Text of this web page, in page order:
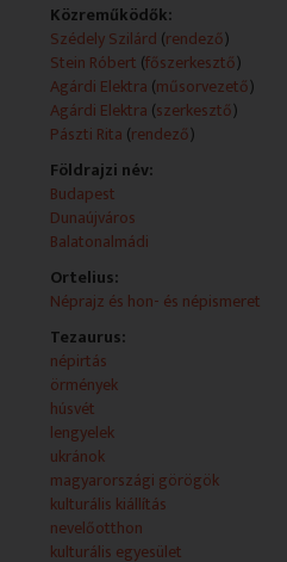
- Ukrán húsvét Budapesten
- 2012-04-24: Emlékezés az
genocídiumra
- Balatonalmádi emlékek: az
gyermekszanatórium görög
évtized után
- Rövid hírek, programajánló
- A dunaújvárosi
Kulturális Egyesülete
Műsorszolgáltatói ismertető:
UKRÁN HÚSVÉT
Az elmúlt hetekben véget
ukrán közösség Budapesten
feltámadását.
ÖRMÉNY GENOCÍDIUM
Április 24. az örmény
örmények idén kétnapos
Közreműködők:
Szédely Szilárd (rendező)
Stein Róbert (főszerkesztő)
Agárdi Elektra (műsorvezető)
Agárdi Elektra (szerkesztő)
Pászti Rita (rendező)
Földrajzi név:
Budapest
Dunaújváros
Balatonalmádi
Ortelius:
Néprajz és hon- és népismeret
Tezaurus:
népirtás
örmények
húsvét
lengyelek
ukránok
magyarországi görögök
kulturális kiállítás
nevelőotthon
kulturális egyesület